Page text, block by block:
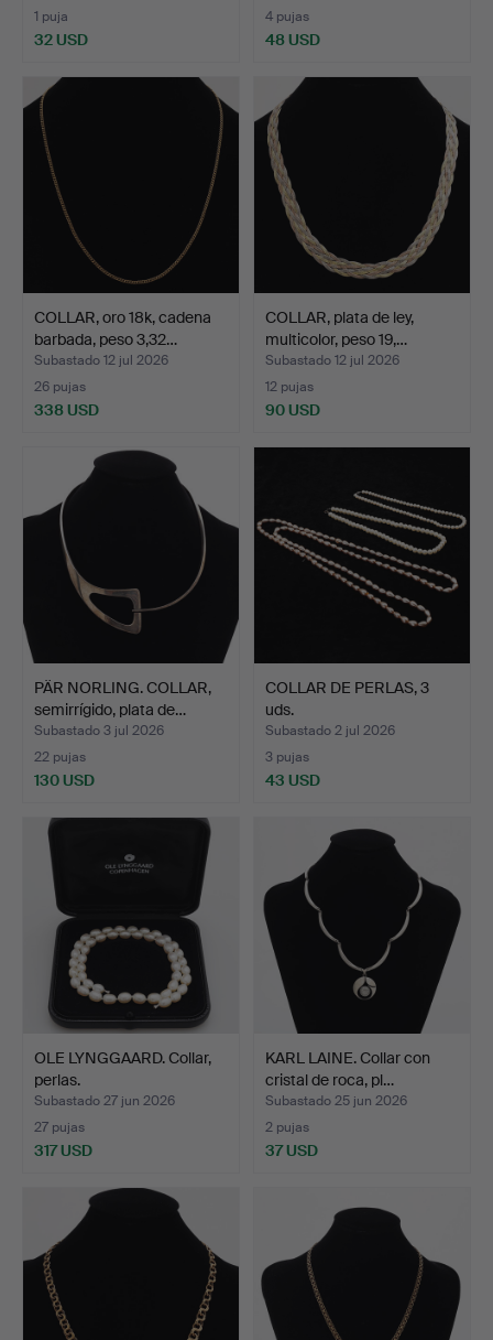
1 puja
32 USD
4 pujas
48 USD
COLLAR, oro 18k, cadena
barbada, peso 3,32…
Subastado 12 jul 2026
26 pujas
338 USD
COLLAR, plata de ley,
multicolor, peso 19,…
Subastado 12 jul 2026
12 pujas
90 USD
PÄR NORLING. COLLAR,
semirrígido, plata de…
Subastado 3 jul 2026
22 pujas
130 USD
COLLAR DE PERLAS, 3
uds.
Subastado 2 jul 2026
3 pujas
43 USD
OLE LYNGGAARD. Collar,
perlas.
Subastado 27 jun 2026
27 pujas
317 USD
KARL LAINE. Collar con
cristal de roca, pl…
Subastado 25 jun 2026
2 pujas
37 USD